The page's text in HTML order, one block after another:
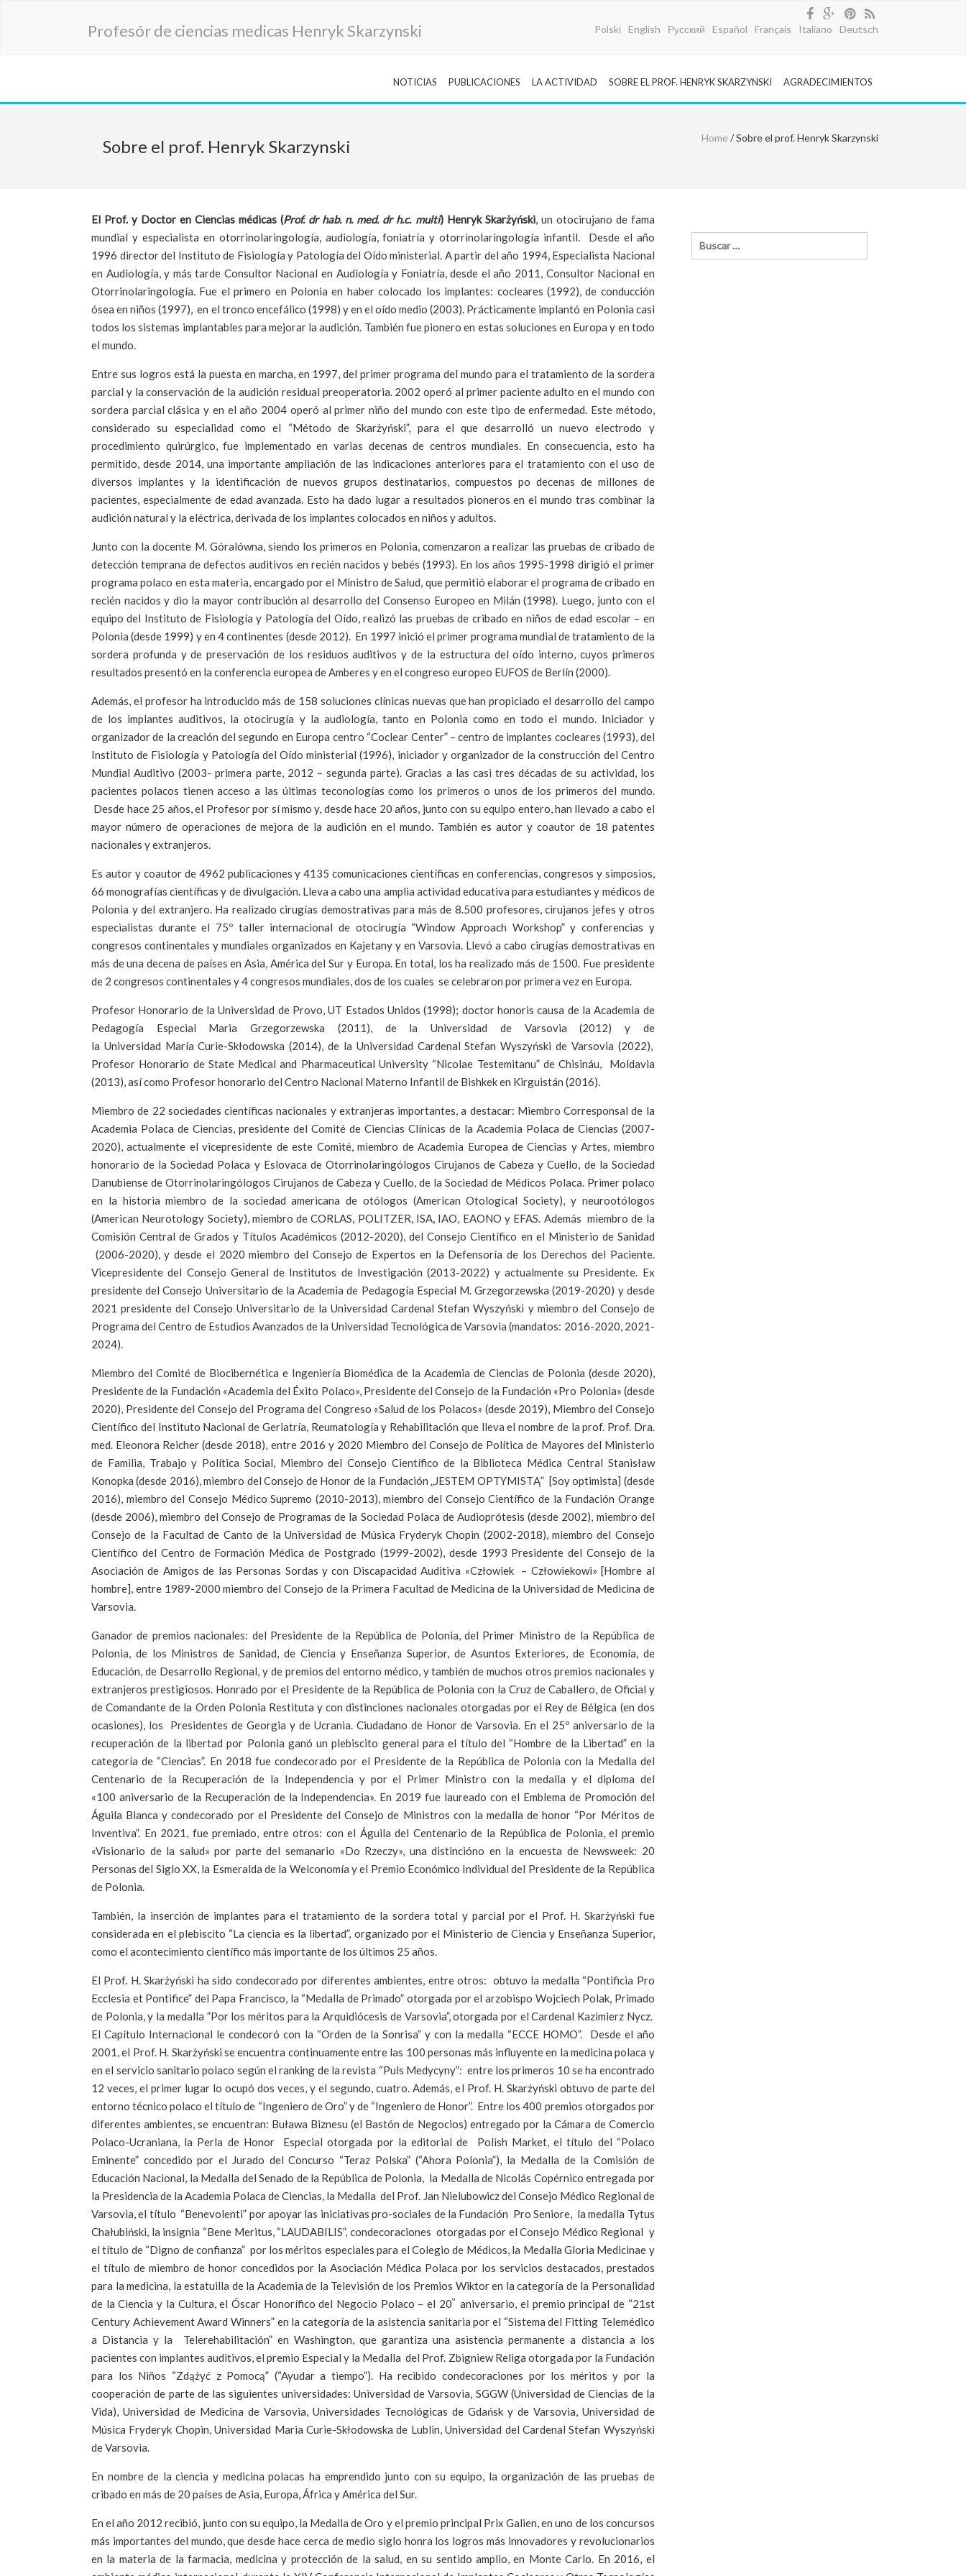
Profesór de ciencias medicas Henryk Skarzynski Polski English Русский Español Français Italiano Deutsch
NOTICIAS PUBLICACIONES LA ACTIVIDAD SOBRE EL PROF. HENRYK SKARZYNSKI AGRADECIMIENTOS
Sobre el prof. Henryk Skarzynski Home / Sobre el prof. Henryk Skarzynski
El Prof. y Doctor en Ciencias médicas (Prof. dr hab. n. med. dr h.c. multi) Henryk Skarżyński, un otocirujano de fama
mundial y especialista en otorrinolaringología, audiología, foniatría y otorrinolaringología infantil. Desde el año
1996 director del Instituto de Fisiología y Patología del Oído ministerial. A partir del año 1994, Especialista Nacional
en Audiología, y más tarde Consultor Nacional en Audiología y Foniatría, desde el año 2011, Consultor Nacional en
Otorrinolaringología. Fue el primero en Polonia en haber colocado los implantes: cocleares (1992), de conducción
ósea en niños (1997), en el tronco encefálico (1998) y en el oído medio (2003). Prácticamente implantó en Polonia casi
todos los sistemas implantables para mejorar la audición. También fue pionero en estas soluciones en Europa y en todo
el mundo.
Entre sus logros está la puesta en marcha, en 1997, del primer programa del mundo para el tratamiento de la sordera
parcial y la conservación de la audición residual preoperatoria. 2002 operó al primer paciente adulto en el mundo con
sordera parcial clásica y en el año 2004 operó al primer niño del mundo con este tipo de enfermedad. Este método,
considerado su especialidad como el “Método de Skarżyński”, para el que desarrolló un nuevo electrodo y
procedimiento quirúrgico, fue implementado en varias decenas de centros mundiales. En consecuencia, esto ha
permitido, desde 2014, una importante ampliación de las indicaciones anteriores para el tratamiento con el uso de
diversos implantes y la identificación de nuevos grupos destinatarios, compuestos po decenas de millones de
pacientes, especialmente de edad avanzada. Esto ha dado lugar a resultados pioneros en el mundo tras combinar la
audición natural y la eléctrica, derivada de los implantes colocados en niños y adultos.
Junto con la docente M. Góralówna, siendo los primeros en Polonia, comenzaron a realizar las pruebas de cribado de
detección temprana de defectos auditivos en recién nacidos y bebés (1993). En los años 1995-1998 dirigió el primer
programa polaco en esta materia, encargado por el Ministro de Salud, que permitió elaborar el programa de cribado en
recién nacidos y dio la mayor contribución al desarrollo del Consenso Europeo en Milán (1998). Luego, junto con el
equipo del Instituto de Fisiología y Patología del Oído, realizó las pruebas de cribado en niños de edad escolar – en
Polonia (desde 1999) y en 4 continentes (desde 2012). En 1997 inició el primer programa mundial de tratamiento de la
sordera profunda y de preservación de los residuos auditivos y de la estructura del oído interno, cuyos primeros
resultados presentó en la conferencia europea de Amberes y en el congreso europeo EUFOS de Berlín (2000).
Además, el profesor ha introducido más de 158 soluciones clínicas nuevas que han propiciado el desarrollo del campo
de los implantes auditivos, la otocirugía y la audiología, tanto en Polonia como en todo el mundo. Iniciador y
organizador de la creación del segundo en Europa centro “Coclear Center” – centro de implantes cocleares (1993), del
Instituto de Fisiología y Patología del Oído ministerial (1996), iniciador y organizador de la construcción del Centro
Mundial Auditivo (2003- primera parte, 2012 – segunda parte). Gracias a las casi tres décadas de su actividad, los
pacientes polacos tienen acceso a las últimas teconologías como los primeros o unos de los primeros del mundo.
Desde hace 25 años, el Profesor por sí mismo y, desde hace 20 años, junto con su equipo entero, han llevado a cabo el
mayor número de operaciones de mejora de la audición en el mundo. También es autor y coautor de 18 patentes
nacionales y extranjeros.
Es autor y coautor de 4962 publicaciones y 4135 comunicaciones científicas en conferencias, congresos y simposios,
66 monografías científicas y de divulgación. Lleva a cabo una amplia actividad educativa para estudiantes y médicos de
Polonia y del extranjero. Ha realizado cirugías demostrativas para más de 8.500 profesores, cirujanos jefes y otros
especialistas durante el 75º taller internacional de otocirugía “Window Approach Workshop” y conferencias y
congresos continentales y mundiales organizados en Kajetany y en Varsovia. Llevó a cabo cirugías demostrativas en
más de una decena de países en Asia, América del Sur y Europa. En total, los ha realizado más de 1500. Fue presidente
de 2 congresos continentales y 4 congresos mundiales, dos de los cuales se celebraron por primera vez en Europa.
Profesor Honorario de la Universidad de Provo, UT Estados Unidos (1998); doctor honoris causa de la Academia de
Pedagogía Especial Maria Grzegorzewska (2011), de la Universidad de Varsovia (2012) y de
la Universidad María Curie-Skłodowska (2014), de la Universidad Cardenal Stefan Wyszyński de Varsovia (2022),
Profesor Honorario de State Medical and Pharmaceutical University “Nicolae Testemitanu” de Chisináu, Moldavia
(2013), así como Profesor honorario del Centro Nacional Materno Infantil de Bishkek en Kirguistán (2016).
Miembro de 22 sociedades científicas nacionales y extranjeras importantes, a destacar: Miembro Corresponsal de la
Academia Polaca de Ciencias, presidente del Comité de Ciencias Clínicas de la Academia Polaca de Ciencias (2007-
2020), actualmente el vicepresidente de este Comité, miembro de Academia Europea de Ciencias y Artes, miembro
honorario de la Sociedad Polaca y Eslovaca de Otorrinolaringólogos Cirujanos de Cabeza y Cuello, de la Sociedad
Danubiense de Otorrinolaringólogos Cirujanos de Cabeza y Cuello, de la Sociedad de Médicos Polaca. Primer polaco
en la historia miembro de la sociedad americana de otólogos (American Otological Society), y neurootólogos
(American Neurotology Society), miembro de CORLAS, POLITZER, ISA, IAO, EAONO y EFAS. Además miembro de la
Comisión Central de Grados y Títulos Académicos (2012-2020), del Consejo Científico en el Ministerio de Sanidad
(2006-2020), y desde el 2020 miembro del Consejo de Expertos en la Defensoría de los Derechos del Paciente.
Vicepresidente del Consejo General de Institutos de Investigación (2013-2022) y actualmente su Presidente. Ex
presidente del Consejo Universitario de la Academia de Pedagogía Especial M. Grzegorzewska (2019-2020) y desde
2021 presidente del Consejo Universitario de la Universidad Cardenal Stefan Wyszyński y miembro del Consejo de
Programa del Centro de Estudios Avanzados de la Universidad Tecnológica de Varsovia (mandatos: 2016-2020, 2021-
2024).
Miembro del Comité de Biocibernética e Ingeniería Biomédica de la Academia de Ciencias de Polonia (desde 2020),
Presidente de la Fundación «Academia del Éxito Polaco», Presidente del Consejo de la Fundación «Pro Polonia» (desde
2020), Presidente del Consejo del Programa del Congreso «Salud de los Polacos» (desde 2019), Miembro del Consejo
Científico del Instituto Nacional de Geriatría, Reumatología y Rehabilitación que lleva el nombre de la prof. Prof. Dra.
med. Eleonora Reicher (desde 2018), entre 2016 y 2020 Miembro del Consejo de Política de Mayores del Ministerio
de Familia, Trabajo y Política Social, Miembro del Consejo Científico de la Biblioteca Médica Central Stanisław
Konopka (desde 2016), miembro del Consejo de Honor de la Fundación „JESTEM OPTYMISTĄ” [Soy optimista] (desde
2016), miembro del Consejo Médico Supremo (2010-2013), miembro del Consejo Científico de la Fundación Orange
(desde 2006), miembro del Consejo de Programas de la Sociedad Polaca de Audioprótesis (desde 2002), miembro del
Consejo de la Facultad de Canto de la Universidad de Música Fryderyk Chopin (2002-2018), miembro del Consejo
Científico del Centro de Formación Médica de Postgrado (1999-2002), desde 1993 Presidente del Consejo de la
Asociación de Amigos de las Personas Sordas y con Discapacidad Auditiva «Człowiek – Człowiekowi» [Hombre al
hombre], entre 1989-2000 miembro del Consejo de la Primera Facultad de Medicina de la Universidad de Medicina de
Varsovia.
Ganador de premios nacionales: del Presidente de la República de Polonia, del Primer Ministro de la República de
Polonia, de los Ministros de Sanidad, de Ciencia y Enseñanza Superior, de Asuntos Exteriores, de Economía, de
Educación, de Desarrollo Regional, y de premios del entorno médico, y también de muchos otros premios nacionales y
extranjeros prestigiosos. Honrado por el Presidente de la República de Polonia con la Cruz de Caballero, de Oficial y
de Comandante de la Orden Polonia Restituta y con distinciones nacionales otorgadas por el Rey de Bélgica (en dos
ocasiones), los Presidentes de Georgia y de Ucrania. Ciudadano de Honor de Varsovia. En el 25º aniversario de la
recuperación de la libertad por Polonia ganó un plebiscito general para el título del “Hombre de la Libertad” en la
categoría de “Ciencias”. En 2018 fue condecorado por el Presidente de la República de Polonia con la Medalla del
Centenario de la Recuperación de la Independencia y por el Primer Ministro con la medalla y el diploma del
«100 aniversario de la Recuperación de la Independencia». En 2019 fue laureado con el Emblema de Promoción del
Águila Blanca y condecorado por el Presidente del Consejo de Ministros con la medalla de honor “Por Méritos de
Inventiva”. En 2021, fue premiado, entre otros: con el Águila del Centenario de la República de Polonia, el premio
«Visionario de la salud» por parte del semanario «Do Rzeczy», una distincióno en la encuesta de Newsweek: 20
Personas del Siglo XX, la Esmeralda de la Welconomía y el Premio Económico Individual del Presidente de la República
de Polonia.
También, la inserción de implantes para el tratamiento de la sordera total y parcial por el Prof. H. Skarżyński fue
considerada en el plebiscito “La ciencia es la libertad”, organizado por el Ministerio de Ciencia y Enseñanza Superior,
como el acontecimiento científico más importante de los últimos 25 años.
El Prof. H. Skarżyński ha sido condecorado por diferentes ambientes, entre otros: obtuvo la medalla “Pontificia Pro
Ecclesia et Pontifice” del Papa Francisco, la “Medalla de Primado” otorgada por el arzobispo Wojciech Polak, Primado
de Polonia, y la medalla ”Por los méritos para la Arquidiócesis de Varsovia”, otorgada por el Cardenal Kazimierz Nycz.
El Capítulo Internacional le condecoró con la “Orden de la Sonrisa” y con la medalla “ECCE HOMO”. Desde el año
2001, el Prof. H. Skarżyński se encuentra continuamente entre las 100 personas más influyente en la medicina polaca y
en el servicio sanitario polaco según el ranking de la revista “Puls Medycyny”: entre los primeros 10 se ha encontrado
12 veces, el primer lugar lo ocupó dos veces, y el segundo, cuatro. Además, el Prof. H. Skarżyński obtuvo de parte del
entorno técnico polaco el título de “Ingeniero de Oro” y de “Ingeniero de Honor”. Entre los 400 premios otorgados por
diferentes ambientes, se encuentran: Buława Biznesu (el Bastón de Negocios) entregado por la Cámara de Comercio
Polaco-Ucraniana, la Perla de Honor Especial otorgada por la editorial de Polish Market, el título del “Polaco
Eminente” concedido por el Jurado del Concurso “Teraz Polska” (“Ahora Polonia”), la Medalla de la Comisión de
Educación Nacional, la Medalla del Senado de la República de Polonia, la Medalla de Nicolás Copérnico entregada por
la Presidencia de la Academia Polaca de Ciencias, la Medalla del Prof. Jan Nielubowicz del Consejo Médico Regional de
Varsovia, el título “Benevolenti” por apoyar las iniciativas pro-sociales de la Fundación Pro Seniore, la medalla Tytus
Chałubiński, la insignia “Bene Meritus, “LAUDABILIS”, condecoraciones otorgadas por el Consejo Médico Regional y
el título de “Digno de confianza” por los méritos especiales para el Colegio de Médicos, la Medalla Gloria Medicinae y
el título de miembro de honor concedidos por la Asociación Médica Polaca por los servicios destacados, prestados
para la medicina, la estatuilla de la Academia de la Televisión de los Premios Wiktor en la categoría de la Personalidad
de la Ciencia y la Cultura, el Óscar Honorífico del Negocio Polaco – el 20º aniversario, el premio principal de “21st
Century Achievement Award Winners” en la categoría de la asistencia sanitaria por el “Sistema del Fitting Telemédico
a Distancia y la Telerehabilitación” en Washington, que garantiza una asistencia permanente a distancia a los
pacientes con implantes auditivos, el premio Especial y la Medalla del Prof. Zbigniew Religa otorgada por la Fundación
para los Niños “Zdążyć z Pomocą” (“Ayudar a tiempo”). Ha recibido condecoraciones por los méritos y por la
cooperación de parte de las siguientes universidades: Universidad de Varsovia, SGGW (Universidad de Ciencias de la
Vida), Universidad de Medicina de Varsovia, Universidades Tecnológicas de Gdańsk y de Varsovia, Universidad de
Música Fryderyk Chopin, Universidad Maria Curie-Skłodowska de Lublin, Universidad del Cardenal Stefan Wyszyński
de Varsovia.
En nombre de la ciencia y medicina polacas ha emprendido junto con su equipo, la organización de las pruebas de
cribado en más de 20 países de Asia, Europa, África y América del Sur.
En el año 2012 recibió, junto con su equipo, la Medalla de Oro y el premio principal Prix Galien, en uno de los concursos
más importantes del mundo, que desde hace cerca de medio siglo honra los logros más innovadores y revolucionarios
en la materia de la farmacia, medicina y protección de la salud, en su sentido amplio, en Monte Carlo. En 2016, el